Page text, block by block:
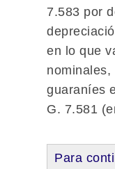
7.583 por
en lo que
guaraníes
G. 7.581
Para